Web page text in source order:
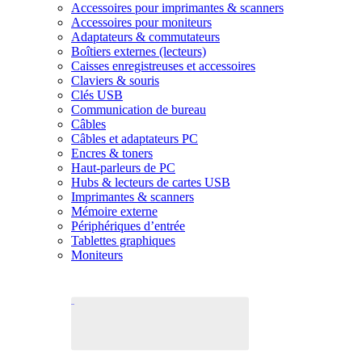
Accessoires pour imprimantes & scanners
Accessoires pour moniteurs
Adaptateurs & commutateurs
Boîtiers externes (lecteurs)
Caisses enregistreuses et accessoires
Claviers & souris
Clés USB
Communication de bureau
Câbles
Câbles et adaptateurs PC
Encres & toners
Haut-parleurs de PC
Hubs & lecteurs de cartes USB
Imprimantes & scanners
Mémoire externe
Périphériques d’entrée
Tablettes graphiques
Moniteurs